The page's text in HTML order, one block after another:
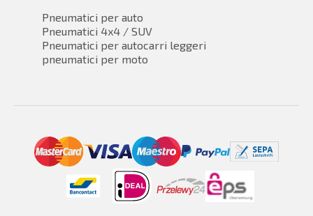
Pneumatici per auto
Pneumatici 4x4 / SUV
Pneumatici per autocarri leggeri
pneumatici per moto